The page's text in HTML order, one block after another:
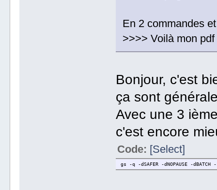
En 2 commandes
>>>> Voilà mon
Bonjour, c'est
ça sont
Avec une 3
c'est encore
Code: [Select]
gs -q -dSAFER -dNOPAUSE -